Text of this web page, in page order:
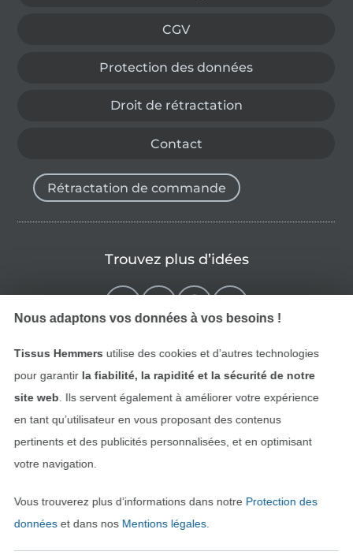
CGV
Protection des données
Droit de rétractation
Contact
Rétractation de commande
Trouvez plus d’idées
Deutsch
Nous adaptons vos données à vos besoins !
Tissus Hemmers utilise des cookies et d’autres technologies
pour garantir la fiabilité, la rapidité et la sécurité de notre
site web . Ils servent également à améliorer votre expérience
en tant qu’utilisateur en vous proposant des contenus
pertinents et des publicités personnalisées, et en optimisant
votre navigation.
Vous trouverez plus d’informations dans notre Protection des
donnéeset dans nos Mentions légales.